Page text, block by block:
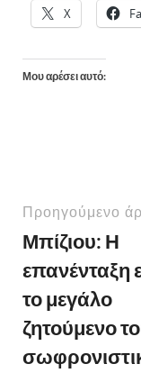
X
Μου αρέσει αυτό:
Προηγούμενο
Μπίζιου: Η
επανένταξη
το μεγάλο
ζητούμενο